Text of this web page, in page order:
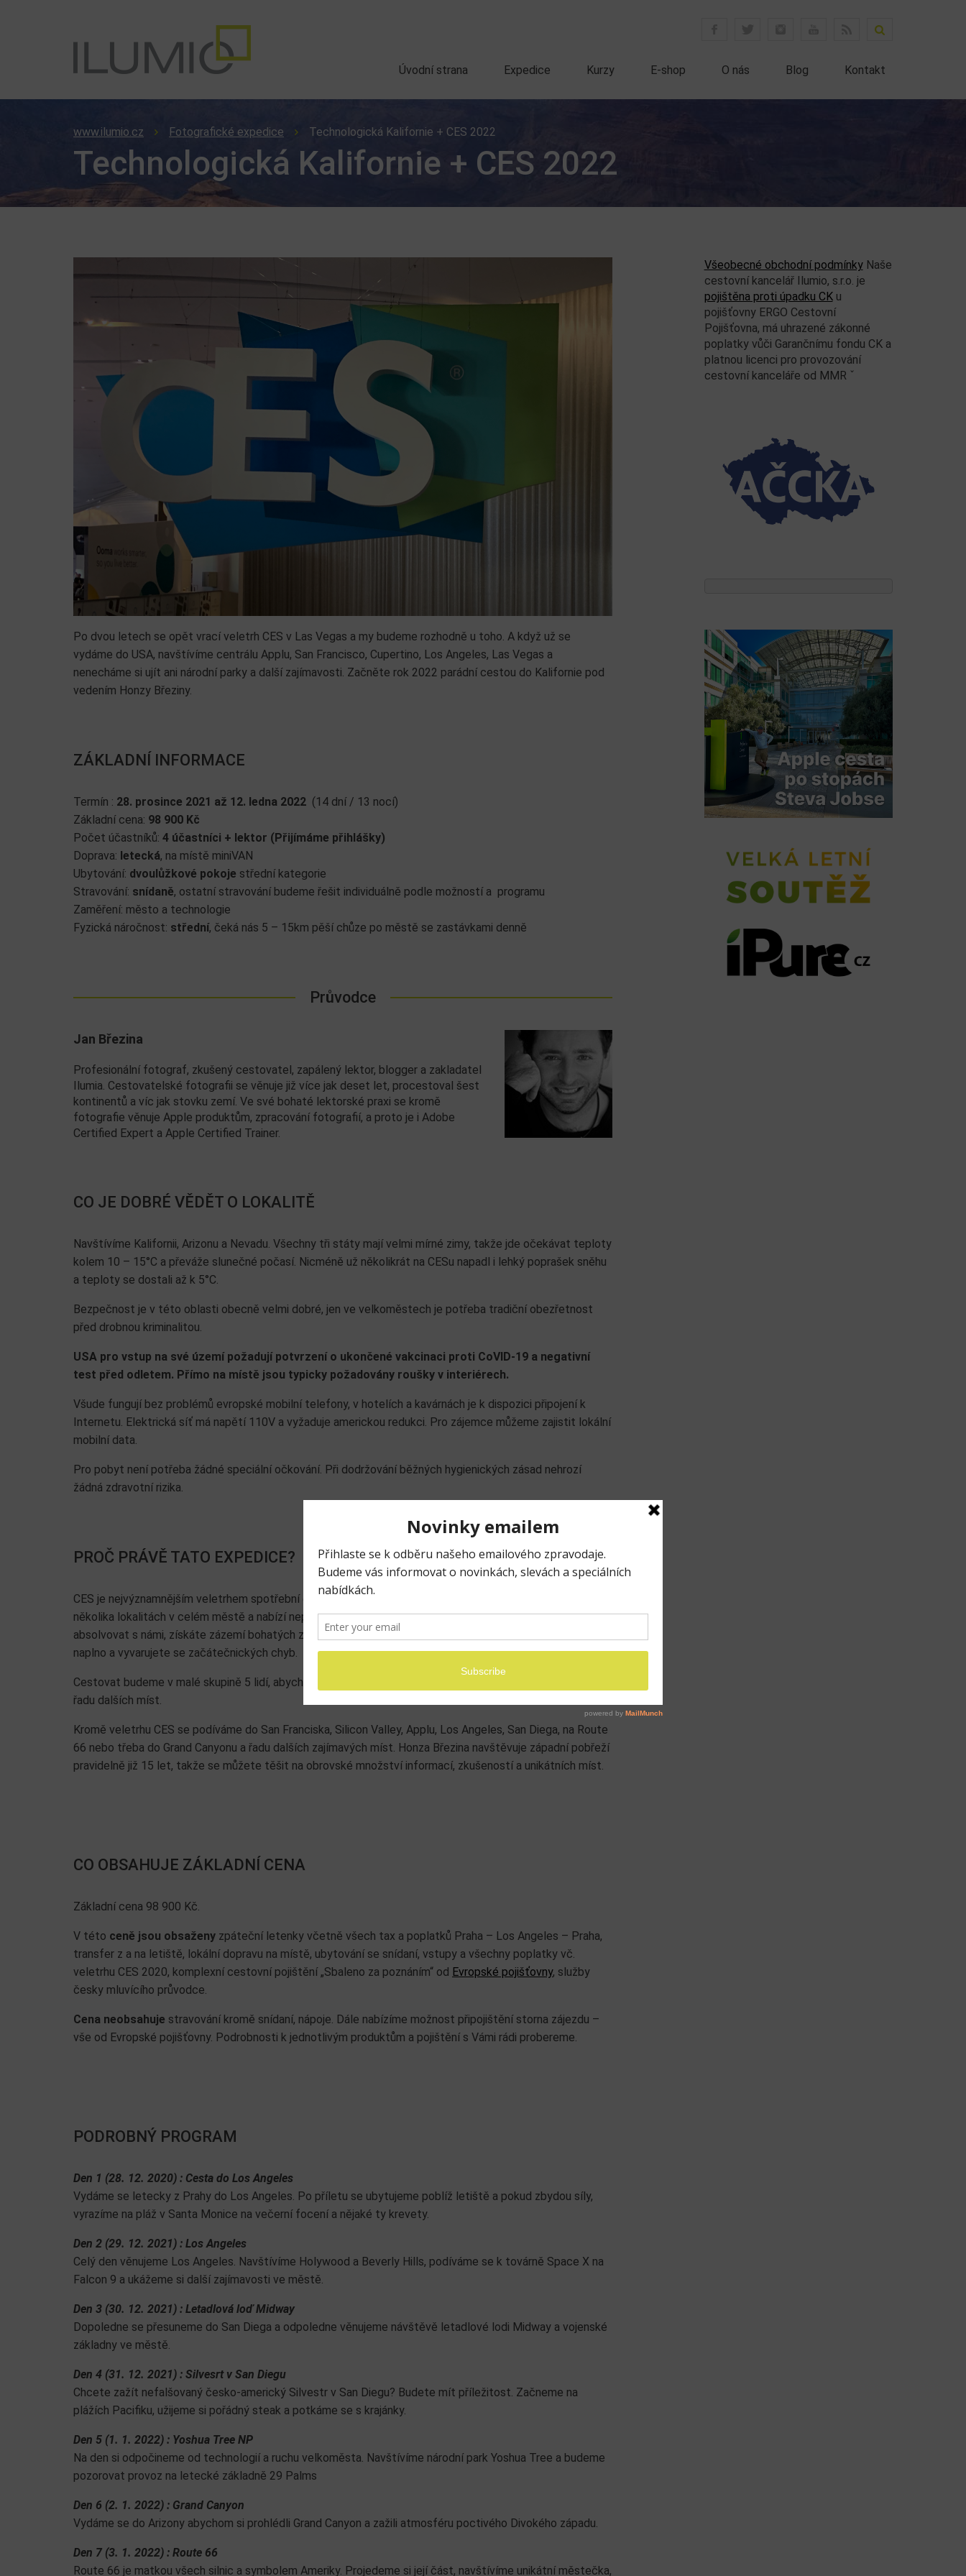
Úvodní strana Expedice Kurzy E-shop O nás Blog Kontakt
www.ilumio.cz Fotografické expedice Technologická Kalifornie + CES 2022
Technologická Kalifornie + CES 2022
Po dvou letech se opět vrací veletrh CES v Las Vegas a my budeme rozhodně u toho. A když už se
vydáme do USA, navštívíme centrálu Applu, San Francisco, Cupertino, Los Angeles, Las Vegas a
nenecháme si ujít ani národní parky a další zajímavosti. Začněte rok 2022 parádní cestou do Kalifornie pod
vedením Honzy Březiny.
ZÁKLADNÍ INFORMACE
Termín : 28. prosince 2021 až 12. ledna 2022 (14 dní / 13 nocí)
Základní cena: 98 900 Kč
Počet účastníků: 4 účastníci + lektor (Přijímáme přihlášky)
Doprava: letecká, na místě miniVAN
Ubytování: dvoulůžkové pokoje střední kategorie
Stravování: snídaně, ostatní stravování budeme řešit individuálně podle možností a programu
Zaměření: město a technologie
Fyzická náročnost: střední, čeká nás 5 – 15km pěší chůze po městě se zastávkami denně
Průvodce
Jan Březina
Profesionální fotograf, zkušený cestovatel, zapálený lektor, blogger a zakladatel
Ilumia. Cestovatelské fotografii se věnuje již více jak deset let, procestoval šest
kontinentů a víc jak stovku zemí. Ve své bohaté lektorské praxi se kromě
fotografie věnuje Apple produktům, zpracování fotografií, a proto je i Adobe
Certified Expert a Apple Certified Trainer.
CO JE DOBRÉ VĚDĚT O LOKALITĚ
Navštívíme Kalifornii, Arizonu a Nevadu. Všechny tři státy mají velmi mírné zimy, takže jde očekávat teploty
kolem 10 – 15°C a převáže slunečné počasí. Nicméně už několikrát na CESu napadl i lehký poprašek sněhu
a teploty se dostali až k 5°C.
Bezpečnost je v této oblasti obecně velmi dobré, jen ve velkoměstech je potřeba tradiční obezřetnost
před drobnou kriminalitou.
USA pro vstup na své území požadují potvrzení o ukončené vakcinaci proti CoVID-19 a negativní
test před odletem. Přímo na místě jsou typicky požadovány roušky v interiérech.
Všude fungují bez problémů evropské mobilní telefony, v hotelích a kavárnách je k dispozici připojení k
Internetu. Elektrická síť má napětí 110V a vyžaduje americkou redukci. Pro zájemce můžeme zajistit lokální
mobilní data.
Pro pobyt není potřeba žádné speciální očkování. Při dodržování běžných hygienických zásad nehrozí
žádná zdravotní rizika.
PROČ PRÁVĚ TATO EXPEDICE?
CES je nejvýznamnějším veletrhem spotřební elektroniky na světě. Probíhá v Las Vegas souběžně na
několika lokalitách v celém městě a nabízí nepřeberné množství možností. Pokud se veletrh rozhodnete
absolvovat s námi, získáte zázemí bohatých zkušeností s akcí a díky tomu si ji budete moci vychutnat
naplno a vyvarujete se začátečnických chyb.
Cestovat budeme v malé skupině 5 lidí, abychom mohli zajistit exkluzivní přístup na veletrh CES 2022 a na
řadu dalších míst.
Kromě veletrhu CES se podíváme do San Franciska, Silicon Valley, Applu, Los Angeles, San Diega, na Route
66 nebo třeba do Grand Canyonu a řadu dalších zajímavých míst. Honza Březina navštěvuje západní pobřeží
pravidelně již 15 let, takže se můžete těšit na obrovské množství informací, zkušeností a unikátních míst.
CO OBSAHUJE ZÁKLADNÍ CENA
Základní cena 98 900 Kč.
V této ceně jsou obsaženy zpáteční letenky včetně všech tax a poplatků Praha – Los Angeles – Praha,
transfer z a na letiště, lokální dopravu na místě, ubytování se snídaní, vstupy a všechny poplatky vč.
veletrhu CES 2020, komplexní cestovní pojištění „Sbaleno za poznáním“ od Evropské pojišťovny, služby
česky mluvícího průvodce.
Cena neobsahuje stravování kromě snídaní, nápoje. Dále nabízíme možnost připojištění storna zájezdu –
vše od Evropské pojišťovny. Podrobnosti k jednotlivým produktům a pojištění s Vámi rádi probereme.
PODROBNÝ PROGRAM
Den 1 (28. 12. 2020) : Cesta do Los Angeles
Vydáme se letecky z Prahy do Los Angeles. Po příletu se ubytujeme poblíž letiště a pokud zbydou síly,
vyrazíme na pláž v Santa Monice na večerní focení a nějaké ty krevety.
Den 2 (29. 12. 2021) : Los Angeles
Celý den věnujeme Los Angeles. Navštívíme Holywood a Beverly Hills, podíváme se k továrně Space X na
Falcon 9 a ukážeme si další zajímavosti ve městě.
Den 3 (30. 12. 2021) : Letadlová loď Midway
Dopoledne se přesuneme do San Diega a odpoledne věnujeme návštěvě letadlové lodi Midway a vojenské
základny ve městě.
Den 4 (31. 12. 2021) : Silvesrt v San Diegu
Chcete zažít nefalšovaný česko-americký Silvestr v San Diegu? Budete mít příležitost. Začneme na
plážích Pacifiku, užijeme si pořádný steak a potkáme se s krajánky.
Den 5 (1. 1. 2022) : Yoshua Tree NP
Na den si odpočineme od technologií a ruchu velkoměsta. Navštívíme národní park Yoshua Tree a budeme
pozorovat provoz na letecké základně 29 Palms
Den 6 (2. 1. 2022) : Grand Canyon
Vydáme se do Arizony abychom si prohlédli Grand Canyon a zažili atmosféru poctivého Divokého západu.
Den 7 (3. 1. 2022) : Route 66
Route 66 je matkou všech silnic a symbolem Ameriky. Projedeme si její část, navštívíme unikátní městečka,
Všeobecné obchodní podmínkyNaše
cestovní kancelář Ilumio, s.r.o. je
pojištěna proti úpadku CKu
pojišťovny ERGO Cestovní
Pojišťovna, má uhrazené zákonné
poplatky vůči Garančnímu fondu CK a
platnou licenci pro provozování
cestovní kanceláře od MMR ˇ